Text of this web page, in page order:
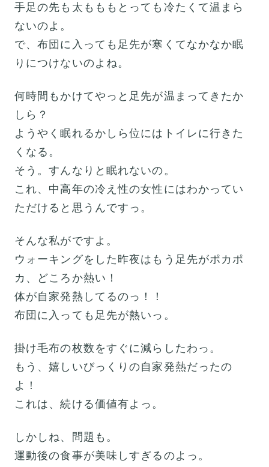
手足の先も太もももとっても冷たくて温まら
ないのよ。
で、布団に入っても足先が寒くてなかなか眠
りにつけないのよね。
何時間もかけてやっと足先が温まってきたか
しら？
ようやく眠れるかしら位にはトイレに行きた
くなる。
そう。すんなりと眠れないの。
これ、中高年の冷え性の女性にはわかってい
ただけると思うんですっ。
そんな私がですよ。
ウォーキングをした昨夜はもう足先がポカポ
カ、どころか熱い！
体が自家発熱してるのっ！！
布団に入っても足先が熱いっ。
掛け毛布の枚数をすぐに減らしたわっ。
もう、嬉しいびっくりの自家発熱だったの
よ！
これは、続ける価値有よっ。
しかしね、問題も。
運動後の食事が美味しすぎるのよっ。